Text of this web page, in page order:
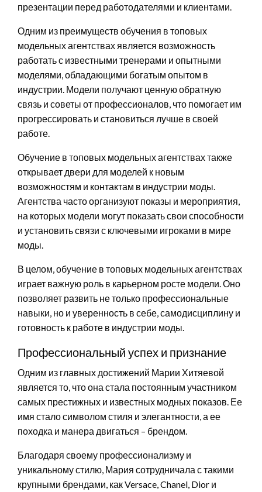
презентации перед работодателями и клиентами.
Одним из преимуществ обучения в топовых
модельных агентствах является возможность
работать с известными тренерами и опытными
моделями, обладающими богатым опытом в
индустрии. Модели получают ценную обратную
связь и советы от профессионалов, что помогает им
прогрессировать и становиться лучше в своей
работе.
Обучение в топовых модельных агентствах также
открывает двери для моделей к новым
возможностям и контактам в индустрии моды.
Агентства часто организуют показы и мероприятия,
на которых модели могут показать свои способности
и установить связи с ключевыми игроками в мире
моды.
В целом, обучение в топовых модельных агентствах
играет важную роль в карьерном росте модели. Оно
позволяет развить не только профессиональные
навыки, но и уверенность в себе, самодисциплину и
готовность к работе в индустрии моды.
Профессиональный успех и признание
Одним из главных достижений Марии Хитяевой
является то, что она стала постоянным участником
самых престижных и известных модных показов. Ее
имя стало символом стиля и элегантности, а ее
походка и манера двигаться – брендом.
Благодаря своему профессионализму и
уникальному стилю, Мария сотрудничала с такими
крупными брендами, как Versace, Chanel, Dior и